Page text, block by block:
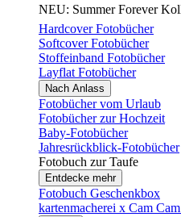
NEU: Summer Forever
Hardcover Fotobücher
Softcover Fotobücher
Stoffeinband Fotobücher
Layflat Fotobücher
Nach Anlass
Fotobücher vom Urlaub
Fotobücher zur Hochzeit
Baby-Fotobücher
Jahresrückblick-Fotobücher
Fotobuch zur Taufe
Entdecke mehr
Fotobuch Geschenkbox
kartenmacherei x Cam